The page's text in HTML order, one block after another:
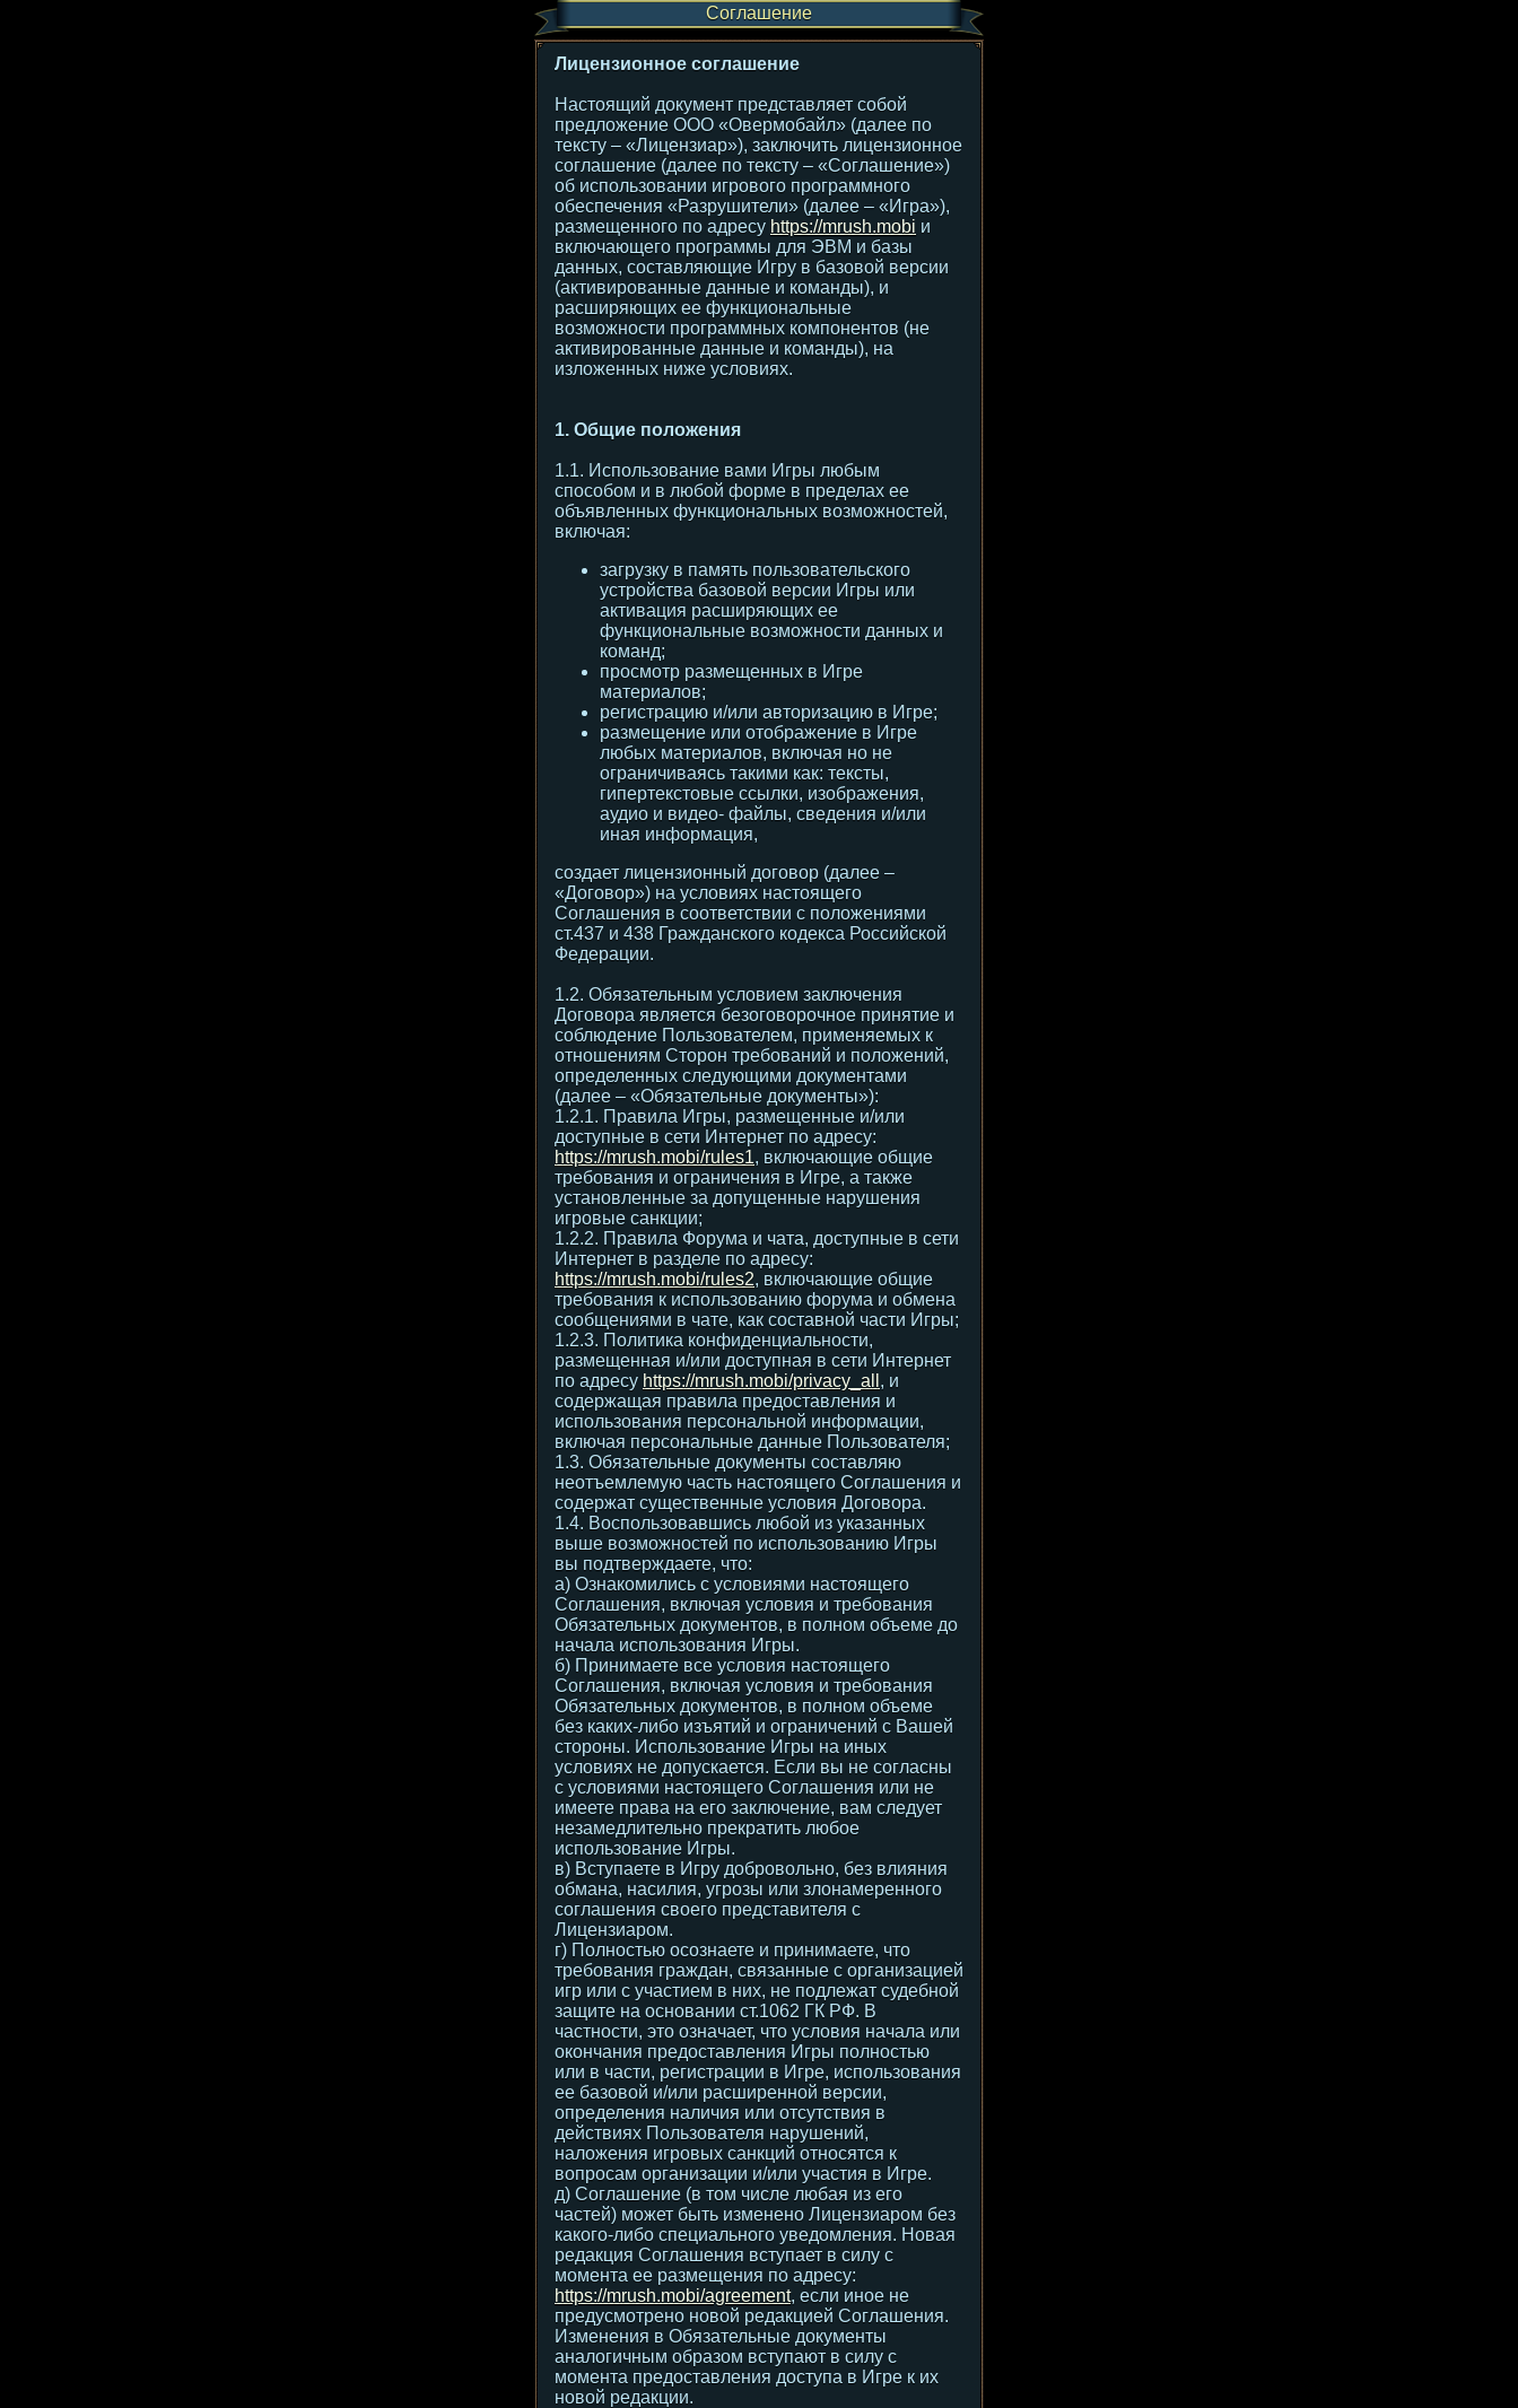
Соглашение
Лицензионное соглашение
Настоящий документ представляет собой
предложение ООО «Овермобайл» (далее по
тексту – «Лицензиар»), заключить лицензионное
соглашение (далее по тексту – «Соглашение»)
об использовании игрового программного
обеспечения «Разрушители» (далее – «Игра»),
размещенного по адресу https://mrush.mobi и
включающего программы для ЭВМ и базы
данных, составляющие Игру в базовой версии
(активированные данные и команды), и
расширяющих ее функциональные
возможности программных компонентов (не
активированные данные и команды), на
изложенных ниже условиях.
1. Общие положения
1.1. Использование вами Игры любым
способом и в любой форме в пределах ее
объявленных функциональных возможностей,
включая:
загрузку в память пользовательского
устройства базовой версии Игры или
активация расширяющих ее
функциональные возможности данных и
команд;
просмотр размещенных в Игре
материалов;
регистрацию и/или авторизацию в Игре;
размещение или отображение в Игре
любых материалов, включая но не
ограничиваясь такими как: тексты,
гипертекстовые ссылки, изображения,
аудио и видео- файлы, сведения и/или
иная информация,
создает лицензионный договор (далее –
«Договор») на условиях настоящего
Соглашения в соответствии с положениями
ст.437 и 438 Гражданского кодекса Российской
Федерации.
1.2. Обязательным условием заключения
Договора является безоговорочное принятие и
соблюдение Пользователем, применяемых к
отношениям Сторон требований и положений,
определенных следующими документами
(далее – «Обязательные документы»):
1.2.1. Правила Игры, размещенные и/или
доступные в сети Интернет по адресу:
https://mrush.mobi/rules1, включающие общие
требования и ограничения в Игре, а также
установленные за допущенные нарушения
игровые санкции;
1.2.2. Правила Форума и чата, доступные в сети
Интернет в разделе по адресу:
https://mrush.mobi/rules2, включающие общие
требования к использованию форума и обмена
сообщениями в чате, как составной части Игры;
1.2.3. Политика конфиденциальности,
размещенная и/или доступная в сети Интернет
по адресу https://mrush.mobi/privacy_all , и
содержащая правила предоставления и
использования персональной информации,
включая персональные данные Пользователя;
1.3. Обязательные документы составляю
неотъемлемую часть настоящего Соглашения и
содержат существенные условия Договора.
1.4. Воспользовавшись любой из указанных
выше возможностей по использованию Игры
вы подтверждаете, что:
а) Ознакомились с условиями настоящего
Соглашения, включая условия и требования
Обязательных документов, в полном объеме до
начала использования Игры.
б) Принимаете все условия настоящего
Соглашения, включая условия и требования
Обязательных документов, в полном объеме
без каких-либо изъятий и ограничений с Вашей
стороны. Использование Игры на иных
условиях не допускается. Если вы не согласны
с условиями настоящего Соглашения или не
имеете права на его заключение, вам следует
незамедлительно прекратить любое
использование Игры.
в) Вступаете в Игру добровольно, без влияния
обмана, насилия, угрозы или злонамеренного
соглашения своего представителя с
Лицензиаром.
г) Полностью осознаете и принимаете, что
требования граждан, связанные с организацией
игр или с участием в них, не подлежат судебной
защите на основании ст.1062 ГК РФ. В
частности, это означает, что условия начала или
окончания предоставления Игры полностью
или в части, регистрации в Игре, использования
ее базовой и/или расширенной версии,
определения наличия или отсутствия в
действиях Пользователя нарушений,
наложения игровых санкций относятся к
вопросам организации и/или участия в Игре.
д) Соглашение (в том числе любая из его
частей) может быть изменено Лицензиаром без
какого-либо специального уведомления. Новая
редакция Соглашения вступает в силу с
момента ее размещения по адресу:
https://mrush.mobi/agreement, если иное не
предусмотрено новой редакцией Соглашения.
Изменения в Обязательные документы
аналогичным образом вступают в силу с
момента предоставления доступа в Игре к их
новой редакции.